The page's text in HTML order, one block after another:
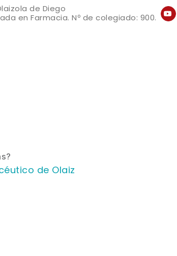
de Diego
en Farmacia. Nº de colegiado: 900.
de Olaiz